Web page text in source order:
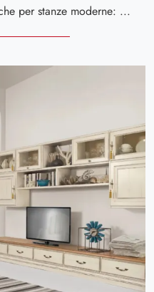
Librerie componibili iper pratiche per stanze moderne: ottieni informazioni sul modello Melograno composizione 16 del marchio Le Fablier!